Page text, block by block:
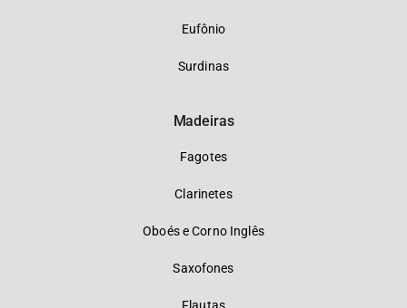
Eufônio
Surdinas
Madeiras
Fagotes
Clarinetes
Oboés e Corno Inglês
Saxofones